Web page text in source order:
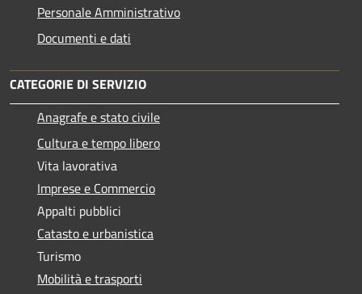
Personale Amministrativo
Documenti e dati
CATEGORIE DI SERVIZIO
Anagrafe e stato civile
Cultura e tempo libero
Vita lavorativa
Imprese e Commercio
Appalti pubblici
Catasto e urbanistica
Turismo
Mobilità e trasporti